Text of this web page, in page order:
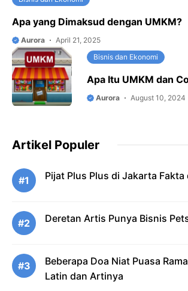
Apa yang Dimaksud dengan UMKM?
Aurora
April 21, 2025
Bisnis dan Ekonomi
Apa Itu UMKM dan
Aurora August 10, 2024
Artikel Populer
#1 Pijat Plus Plus di Jakarta Fakta
#2 Deretan Artis Punya Bisnis
#3
Beberapa Doa Niat Puasa
Latin dan Artinya